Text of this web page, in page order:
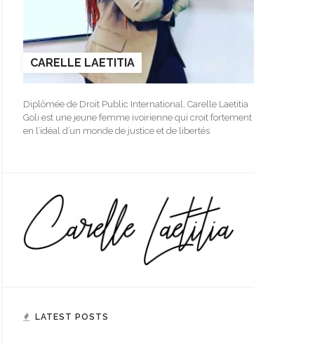
CARELLE LAETITIA
Diplômée de Droit Public International, Carelle Laetitia
Goli est une jeune femme ivoirienne qui croit fortement
en l’idéal d’un monde de justice et de libertés
LATEST POSTS